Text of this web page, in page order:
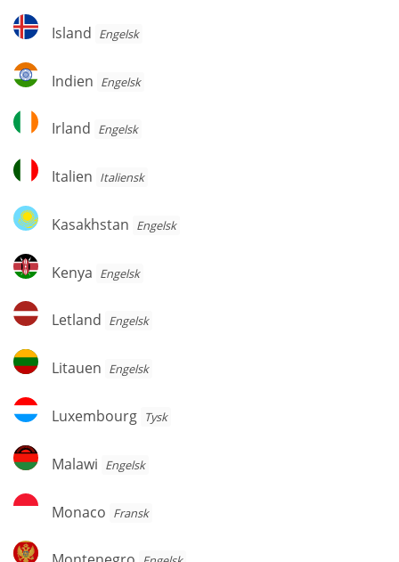
Island
Island Engelsk
Indien
Indien Engelsk
Irland
Irland Engelsk
Italien
Italien Italiensk
Kasakhstan
Kasakhstan Engelsk
Kenya
Kenya Engelsk
Letland
Letland Engelsk
Litauen
Litauen Engelsk
Luxembourg
Luxembourg Tysk
Malawi
Malawi Engelsk
Monaco
Monaco Fransk
Montenegro